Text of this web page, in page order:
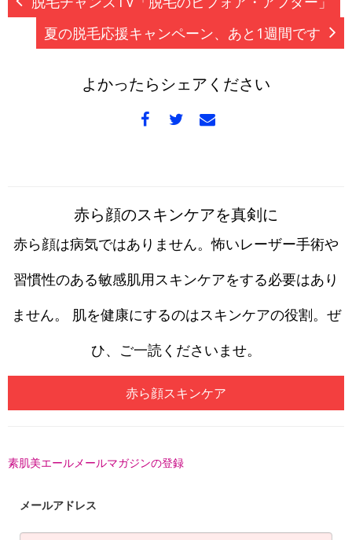
夏の脱毛応援キャンペーン、あと1週間です
よかったらシェアください
赤ら顔のスキンケアを真剣に
赤ら顔は病気ではありません。怖いレーザー手術や
習慣性のある敏感肌用スキンケアをする必要はあり
ません。 肌を健康にするのはスキンケアの役割。ぜ
ひ、ご一読くださいませ。
赤ら顔スキンケア
素肌美エールメールマガジンの登録